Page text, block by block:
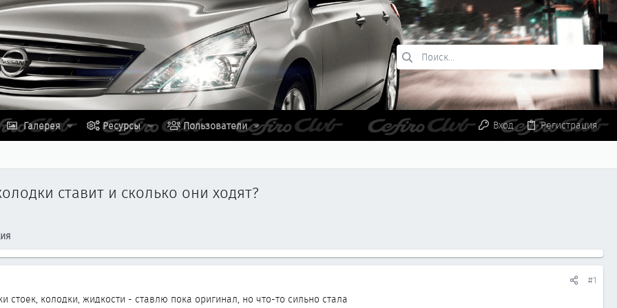
Галерея Ресурсы Пользователи Вход Регистрация
ставит и сколько они ходят?
#1
стоек, колодки, жидкости - ставлю пока оригинал, но что-то сильно стала